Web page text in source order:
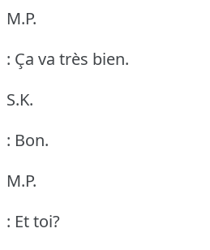
M.P.
: Ça va très bien.
S.K.
: Bon.
M.P.
: Et toi?